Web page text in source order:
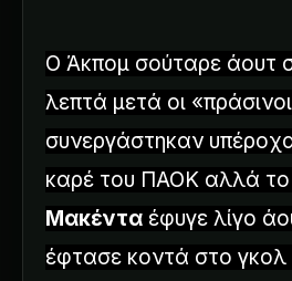
Ο Άκπομ σούταρε άουτ
λεπτά μετά οι
συνεργάστηκαν
καρέ του ΠΑΟΚ αλλά
Μακέντα έφυγε λίγο
έφτασε κοντά στο γκολ